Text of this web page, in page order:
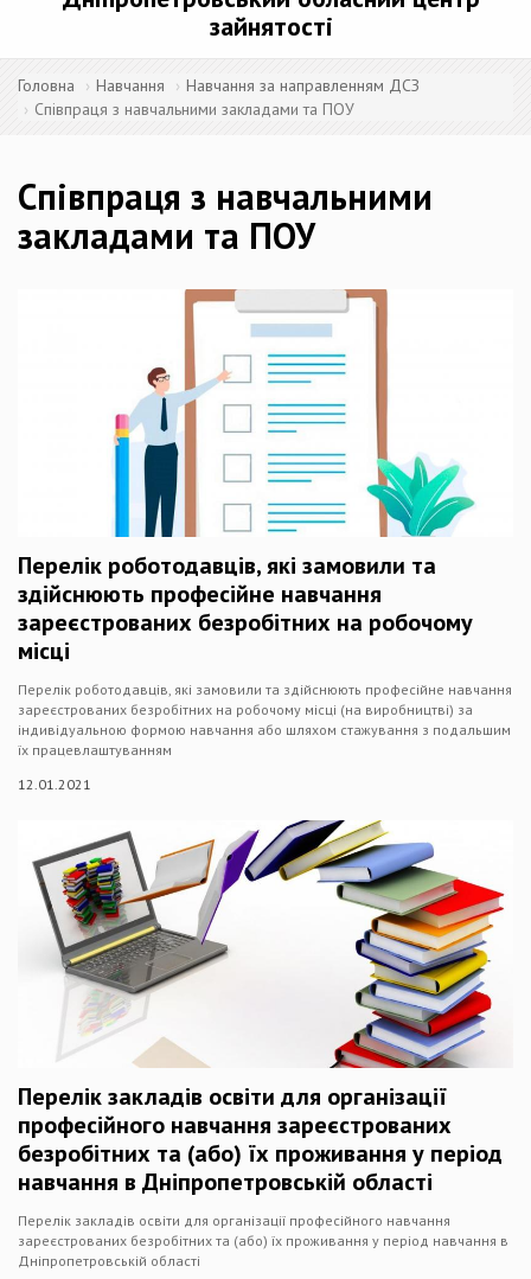
зайнятості
Головна Навчання
Навчання за направленням ДСЗ
Співпраця з навчальними закладами та ПОУ
Співпраця з навчальними
закладами та ПОУ
Перелік роботодавців, які замовили та
здійснюють професійне навчання
зареєстрованих безробітних на робочому
місці
Перелік роботодавців, які замовили та здійснюють професійне навчання
зареєстрованих безробітних на робочому місці (на виробництві) за
індивідуальною формою навчання або шляхом стажування з подальшим
їх працевлаштуванням
12.01.2021
Перелік закладів освіти для організації
професійного навчання зареєстрованих
безробітних та (або) їх проживання у період
навчання в Дніпропетровській області
Перелік закладів освіти для організації професійного навчання
зареєстрованих безробітних та (або) їх проживання у період навчання в
Дніпропетровській області